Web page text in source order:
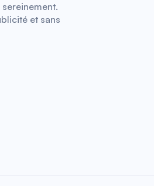
sereinement.
et sans